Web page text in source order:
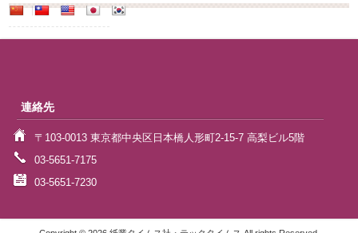
連絡先
〒103-0013 東京都中央区日本橋人形町2-15-7 高梨ビル5階
03-5651-7175
03-5651-7230